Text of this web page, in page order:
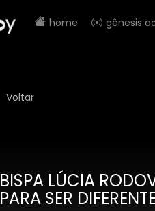
home gênesis
Voltar
BISPA LÚCIA
PARA SER DIFERENTE